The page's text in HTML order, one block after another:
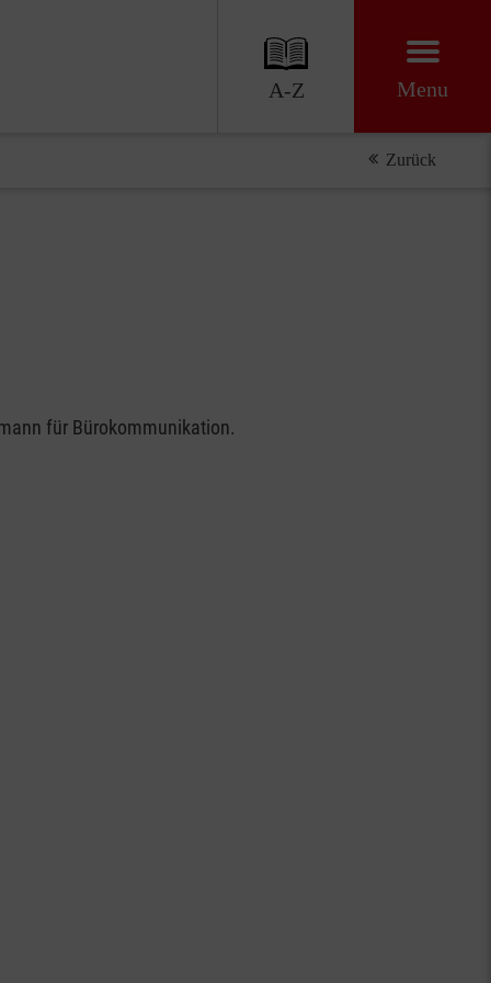
A-Z Menu
Zurück
für Bürokommunikation.